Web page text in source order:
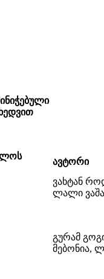
ავტორი
ვახტან
ლალი
გურამ
მებონია,